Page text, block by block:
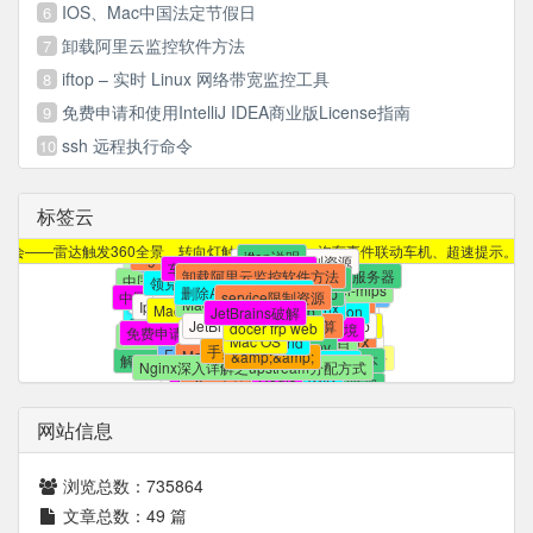
6 IOS、Mac中国法定节假日
7 卸载阿里云监控软件方法
8 iftop – 实时 Linux 网络带宽监控工具
9 免费申请和使用IntelliJ IDEA商业版License指南
10 ssh 远程执行命令
标签云
git操作相关
Git 命令详解及常用命令
git
Android
实现
再按一次
返回键
退出程序
Android 中文乱码
android
去掉
EditView
默认焦点
问题
开发
调用系统默认浏览器
常见问题
对象与数组的转换
svn
ignore
忽略文件及目录
mysql主从复制
主从slave
mysql
数据库
LINUX
安装多个版本
JDK
基于
Android Webview
Hybrid
App
前端优化
Git
忽略规则
.gitignore
不生效
解决办法
常用
Github
项目
类库
ANDROID
macstroke
macos
手势
鼠标手势
自定义手势
完全自定义手势
重启程序
重启
重启自己
Supervisor
进程守护
异常报警
supervisor
支持
python
虚拟环境
venv
查看死锁和解除锁
Redis
批量删除
批量删除Redis
centos7
安装jenkins
修改工作目录
workspace
修改Docker默认存储位置
docker容器迁移
小米路由器插件
r1d
r2dr3d插件
小米官方插件
frpc
frpc-mips
FileBrowser
FileBrowser-mips
nginx
逻辑运算
and
&amp;&amp;
Nginx深入详解之upstream分配方式
nginx负载均衡
ssh
心跳
解决SSH自动断线问题
navicat保持连接
找回
commit丢失
commit
rebase
git reflog
frp 镜像
frp镜像
frp容器
使用docker搭建frp服务器
docker frp
frp web
docer frp web
Mac OS
手势识别
MacStroke
EasyStroke
Stroke
macstroke for mac
macstroke.dmg
macstroke 安装
macstroke官网
Dnsmasq 配置文件详解
官方下载安装的迅雷有很多没有用的功能
systemd
systemctl
systemd 限制资源
systemctl限制资源
service限制资源
JetBrains破解
JetBrains TNT
IDEA破解
免费申请JetBrains证书
JetBrains证书
IDEA 证书
开源项目证书
JetBrains开源证书
iftop
下载并安装iftopiftop 选项和用法
iftop说明
卸载阿里云监控软件方法
删除AliYunDun残留
Mac日历订阅
MacOS日历订阅
Iphone日期订阅
中国法定节假日订阅
中国法定节假日.ics
法定节假日.ics
节假日安排通知
国务院办公厅节假日安排
会——雷达触发360全景、转向灯触发360全景、汽车事件联动车机、超速提示。
车机辅助工具功能介绍
领克E03替换开机动画
领克开机动画
领克VIP破解
伴听VIP破解
多媒体VIP破解
DockerHub
Nginx 反向代理 DockerHub
DockerHub加速
网站信息
浏览总数： 735864
文章总数： 49 篇